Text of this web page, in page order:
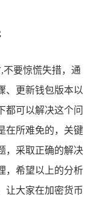
不要惊慌失措，通
、更新钱包版本以
都可以解决这个问
在所难免的，关键
，采取正确的解决
，希望以上的分析
让大家在加密货币